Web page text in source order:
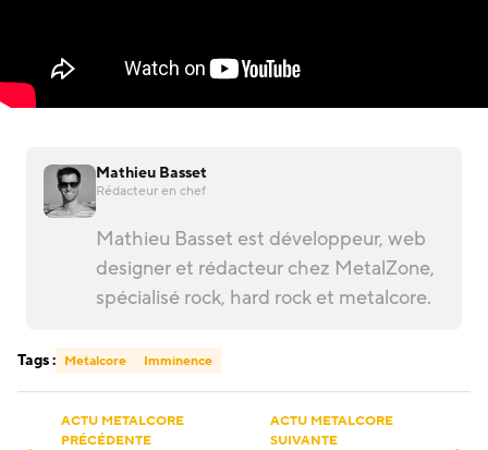
Mathieu Basset
Rédacteur en chef
Mathieu Basset est développeur, web
designer et rédacteur chez MetalZone,
spécialisé rock, hard rock et metalcore.
Tags : Metalcore Imminence
ACTU METALCORE
PRÉCÉDENTE
ACTU METALCORE
SUIVANTE